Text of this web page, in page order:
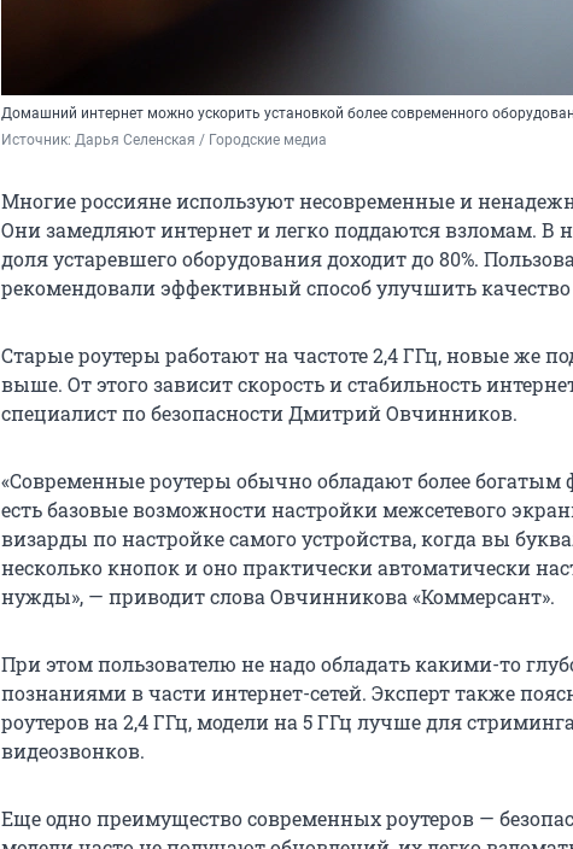
Домашний интернет можно ускорить установкой более современного
Источник: Дарья Селенская / Городские медиа
Многие россияне используют несовременные и
Они замедляют интернет и легко поддаются взломам. В
доля устаревшего оборудования доходит до 80%.
рекомендовали эффективный способ улучшить качество
Старые роутеры работают на частоте 2,4 ГГц, новые же
выше. От этого зависит скорость и стабильность
специалист по безопасности Дмитрий Овчинников.
«Современные роутеры обычно обладают более
есть базовые возможности настройки межсетевого
визарды по настройке самого устройства, когда вы
несколько кнопок и оно практически автоматически
нужды», — приводит слова Овчинникова «Коммерсант».
При этом пользователю не надо обладать какими-то
познаниями в части интернет-сетей. Эксперт также
роутеров на 2,4 ГГц, модели на 5 ГГц лучше для
видеозвонков.
Еще одно преимущество современных роутеров —